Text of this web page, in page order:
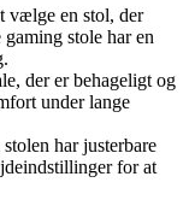
vælge en stol, der
stole har en
der er behageligt og
under lange
har justerbare
for at